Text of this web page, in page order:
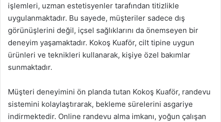
işlemleri, uzman estetisyenler tarafından titizlikle
uygulanmaktadır. Bu sayede, müşteriler sadece dış
görünüşlerini değil, içsel sağlıklarını da önemseyen bir
deneyim yaşamaktadır. Kokoş Kuaför, cilt tipine uygun
ürünleri ve teknikleri kullanarak, kişiye özel bakımlar
sunmaktadır.
Müşteri deneyimini ön planda tutan Kokoş Kuaför, randevu
sistemini kolaylaştırarak, bekleme sürelerini asgariye
indirmektedir. Online randevu alma imkanı, yoğun çalışan